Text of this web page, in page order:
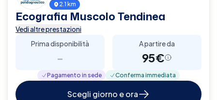
2.1 km
Ecografia Muscolo Tendinea
Vedi altre prestazioni
Prima disponibilità
-
A partire da
95€
Pagamento in sede Conferma immediata
Scegli giorno e ora